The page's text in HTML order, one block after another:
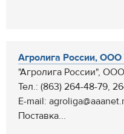
Агролига России,
"Агролига России", ООО
Тел.: (863) 264-48-79,
E-mail:
Поставка...